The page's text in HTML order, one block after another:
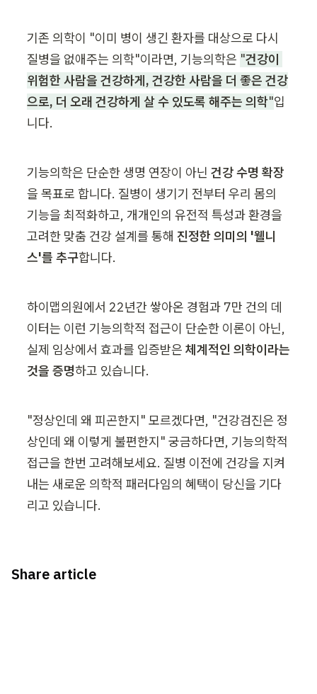
기존 의학이 "이미 병이 생긴 환자를 대상으로 다시
질병을 없애주는 의학"이라면, 기능의학은 "건강이
위험한 사람을 건강하게, 건강한 사람을 더 좋은 건강
으로, 더 오래 건강하게 살 수 있도록 해주는 의학"입
니다.
기능의학은 단순한 생명 연장이 아닌 건강 수명 확장
을 목표로 합니다. 질병이 생기기 전부터 우리 몸의
기능을 최적화하고, 개개인의 유전적 특성과 환경을
고려한 맞춤 건강 설계를 통해 진정한 의미의 '웰니
스'를 추구합니다.
하이맵의원에서 22년간 쌓아온 경험과 7만 건의 데
이터는 이런 기능의학적 접근이 단순한 이론이 아닌,
실제 임상에서 효과를 입증받은 체계적인 의학이라는
것을 증명하고 있습니다.
"정상인데 왜 피곤한지" 모르겠다면, "건강검진은 정
상인데 왜 이렇게 불편한지" 궁금하다면, 기능의학적
접근을 한번 고려해보세요. 질병 이전에 건강을 지켜
내는 새로운 의학적 패러다임의 혜택이 당신을 기다
리고 있습니다.
Share article